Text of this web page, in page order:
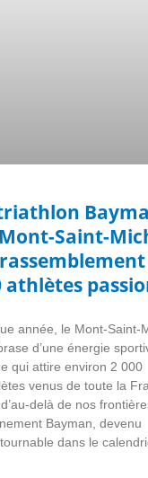
Saint-
athlètes
année, le Mont-Saint-
d’une énergie
qui attire environ 2 000
venus de toute la
delà de nos
Bayman, devenu
dans le